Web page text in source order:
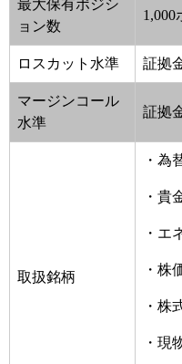
最大保有ポジシ
ョン数
1,000
ロスカット水準 証拠
マージンコール
水準
証拠
取扱銘柄
・為
・貴
・エ
・
・株
・現